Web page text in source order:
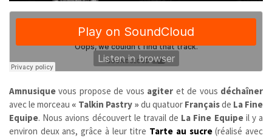
Amnusique vous propose de vous agiter et de vous déchaîner
avec le morceau « Talkin Pastry » du quatuor Françaisde La Fine
Equipe. Nous avions découvert le travail de La Fine Equipe il y a
environ deux ans, grâce à leur titre Tarte au sucre(réalisé avec